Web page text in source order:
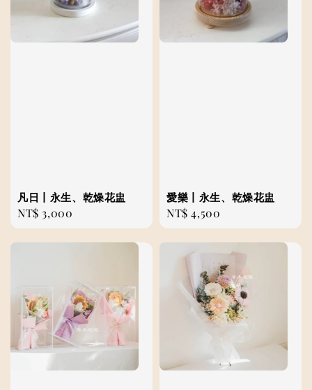
凡日丨永生、乾燥花盅
Regular
price
NT$ 3,000
愛樂丨永生、乾燥花盅
Regular
price
NT$ 4,500